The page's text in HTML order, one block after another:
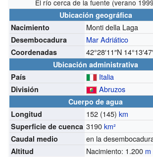
El río cerca de la fuente (verano
Ubicación geográfica
Nacimiento
Monti della Laga
Desembocadura Mar Adriático
Coordenadas 42°28′11″N
Ubicación administrativa
País
Italia
División Abruzos
Cuerpo de agua
Longitud
152 (145)km
Superficie de cuenca 3190km²
Caudal medio en la
Altitud Nacimiento: 1.200 m